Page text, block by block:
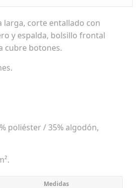
larga, corte entallado con
y espalda, bolsillo frontal
cubre botones.
poliéster / 35% algodón,
Medidas